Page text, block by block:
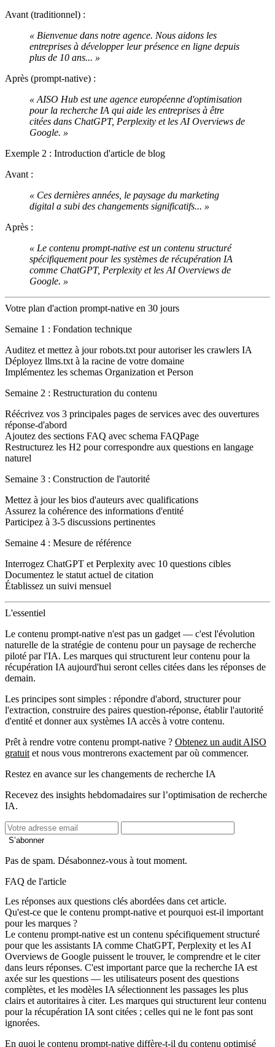
Avant (traditionnel) :
« Bienvenue dans notre agence. Nous aidons les
entreprises à développer leur présence en ligne depuis
plus de 10 ans... »
Après (prompt-native) :
« AISO Hub est une agence européenne d'optimisation
pour la recherche IA qui aide les entreprises à être
citées dans ChatGPT, Perplexity et les AI Overviews de
Google. »
Exemple 2 : Introduction d'article de blog
Avant :
« Ces dernières années, le paysage du marketing
digital a subi des changements significatifs... »
Après :
« Le contenu prompt-native est un contenu structuré
spécifiquement pour les systèmes de récupération IA
comme ChatGPT, Perplexity et les AI Overviews de
Google. »
Votre plan d'action prompt-native en 30 jours
Semaine 1 : Fondation technique
Auditez et mettez à jour robots.txt pour autoriser les crawlers IA
Déployez llms.txt à la racine de votre domaine
Implémentez les schemas Organization et Person
Semaine 2 : Restructuration du contenu
Réécrivez vos 3 principales pages de services avec des ouvertures
réponse-d'abord
Ajoutez des sections FAQ avec schema FAQPage
Restructurez les H2 pour correspondre aux questions en langage
naturel
Semaine 3 : Construction de l'autorité
Mettez à jour les bios d'auteurs avec qualifications
Assurez la cohérence des informations d'entité
Participez à 3-5 discussions pertinentes
Semaine 4 : Mesure de référence
Interrogez ChatGPT et Perplexity avec 10 questions cibles
Documentez le statut actuel de citation
Établissez un suivi mensuel
L'essentiel
Le contenu prompt-native n'est pas un gadget — c'est l'évolution
naturelle de la stratégie de contenu pour un paysage de recherche
piloté par l'IA. Les marques qui structurent leur contenu pour la
récupération IA aujourd'hui seront celles citées dans les réponses de
demain.
Les principes sont simples : répondre d'abord, structurer pour
l'extraction, construire des paires question-réponse, établir l'autorité
d'entité et donner aux systèmes IA accès à votre contenu.
Prêt à rendre votre contenu prompt-native ? Obtenez un audit AISO
gratuit et nous vous montrerons exactement par où commencer.
Restez en avance sur les changements de recherche IA
Recevez des insights hebdomadaires sur l’optimisation de recherche
IA.
S’abonner
Pas de spam. Désabonnez-vous à tout moment.
FAQ de l'article
Les réponses aux questions clés abordées dans cet article.
Qu'est-ce que le contenu prompt-native et pourquoi est-il important
pour les marques ?
Le contenu prompt-native est un contenu spécifiquement structuré
pour que les assistants IA comme ChatGPT, Perplexity et les AI
Overviews de Google puissent le trouver, le comprendre et le citer
dans leurs réponses. C'est important parce que la recherche IA est
axée sur les questions — les utilisateurs posent des questions
complètes, et les modèles IA sélectionnent les passages les plus
clairs et autoritaires à citer. Les marques qui structurent leur contenu
pour la récupération IA sont citées ; celles qui ne le font pas sont
ignorées.
En quoi le contenu prompt-native diffère-t-il du contenu optimisé